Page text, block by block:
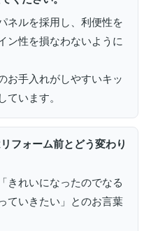
ネルを採用し、利便性を
ン性を損なわないように
お手入れがしやすいキッ
ています。
フォーム前とどう変わり
きれいになったのでなる
ていきたい」とのお言葉